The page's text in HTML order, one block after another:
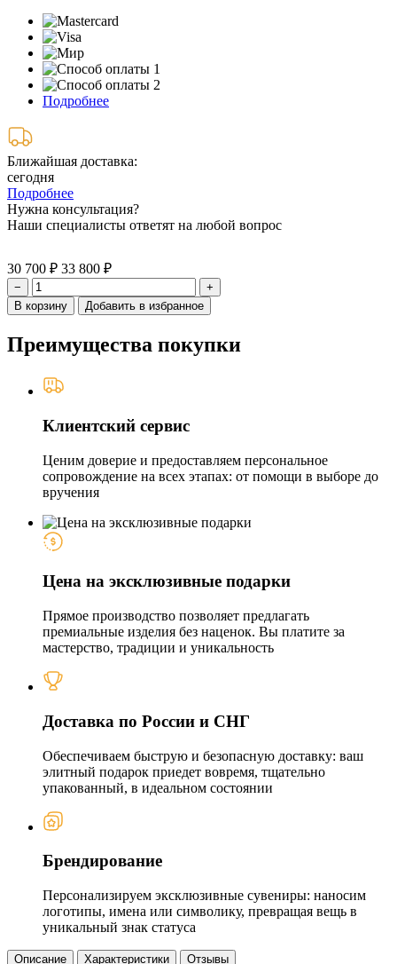
Подробнее
Ближайшая доставка:
сегодня
Подробнее
Нужна консультация?
Наши специалисты ответят на любой вопрос
30 700 ₽ 33 800 ₽
−
+
В корзину
Добавить в избранное
Преимущества покупки
Клиентский сервис
Ценим доверие и предоставляем персональное
сопровождение на всех этапах: от помощи в выборе до
вручения
Цена на эксклюзивные подарки
Прямое производство позволяет предлагать
премиальные изделия без наценок. Вы платите за
мастерство, традиции и уникальность
Доставка по России и СНГ
Обеспечиваем быструю и безопасную доставку: ваш
элитный подарок приедет вовремя, тщательно
упакованный, в идеальном состоянии
Брендирование
Персонализируем эксклюзивные сувениры: наносим
логотипы, имена или символику, превращая вещь в
уникальный знак статуса
Описание Характеристики Отзывы